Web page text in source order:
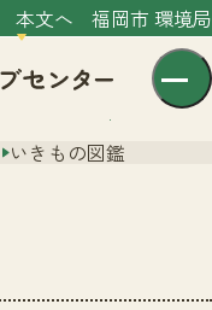
本文へ 福岡市 環境局
いきもの図鑑